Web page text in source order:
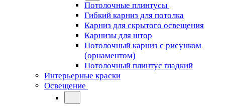
Потолочные плинтусы
Гибкий карниз для потолка
Карниз для скрытого освещения
Карнизы для штор
Потолочный карниз с рисунком
(орнаментом)
Потолочный плинтус гладкий
Интерьерные краски
Освещение